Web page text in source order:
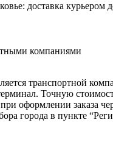
доставка курьером
компаниями
транспортной
Точную
оформлении заказа
города в пункте